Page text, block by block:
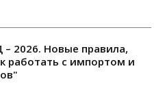
2026. Новые правила,
работать с импортом и